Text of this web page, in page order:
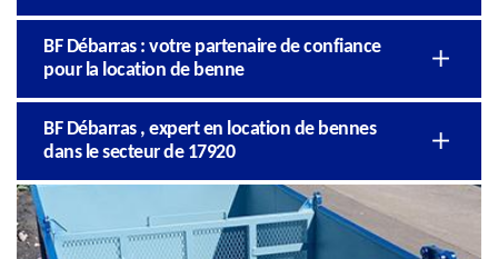
BF Débarras : votre partenaire de confiance
pour la location de benne
BF Débarras , expert en location de bennes
dans le secteur de 17920